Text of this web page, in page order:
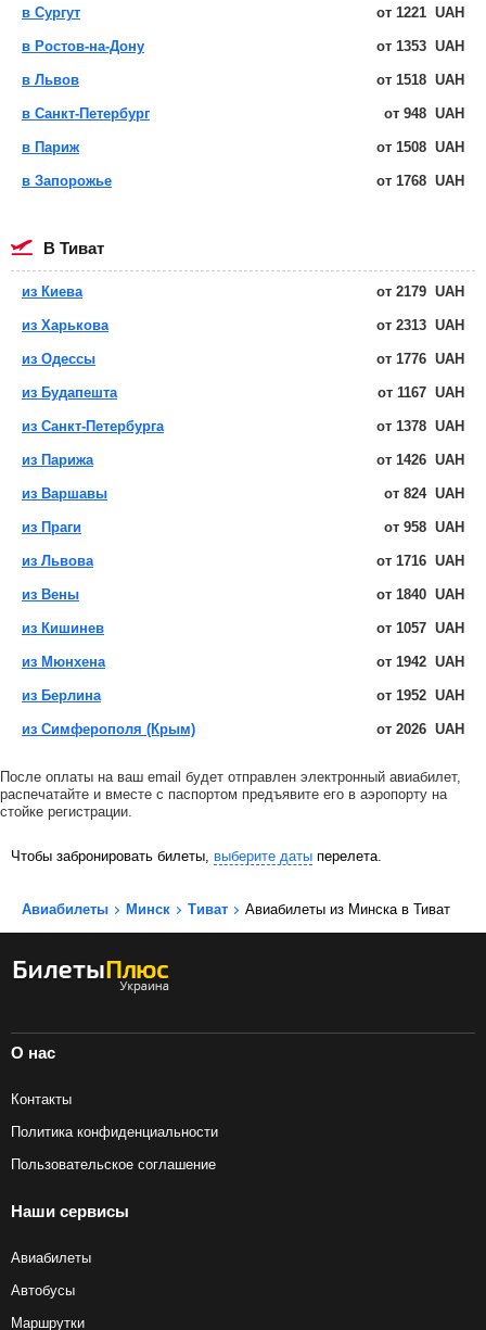
в Сургут от 1221 UAH
в Ростов-на-Дону от 1353 UAH
в Львов от 1518 UAH
в Санкт-Петербург от 948 UAH
в Париж от 1508 UAH
в Запорожье от 1768 UAH
в Тиват
из Киева от 2179 UAH
из Харькова от 2313 UAH
из Одессы от 1776 UAH
из Будапешта от 1167 UAH
из Санкт-Петербурга от 1378 UAH
из Парижа от 1426 UAH
из Варшавы от 824 UAH
из Праги от 958 UAH
из Львова от 1716 UAH
из Вены от 1840 UAH
из Кишинев от 1057 UAH
из Мюнхена от 1942 UAH
из Берлина от 1952 UAH
из Симферополя (Крым) от 2026 UAH
После оплаты на ваш email будет отправлен электронный авиабилет,
распечатайте и вместе с паспортом предъявите его в аэропорту на
стойке регистрации.
Чтобы забронировать билеты, выберите даты перелета.
Авиабилеты Минск Тиват Авиабилеты из Минска в Тиват
О нас
Контакты
Политика конфиденциальности
Пользовательское соглашение
Наши сервисы
Авиабилеты
Автобусы
Маршрутки